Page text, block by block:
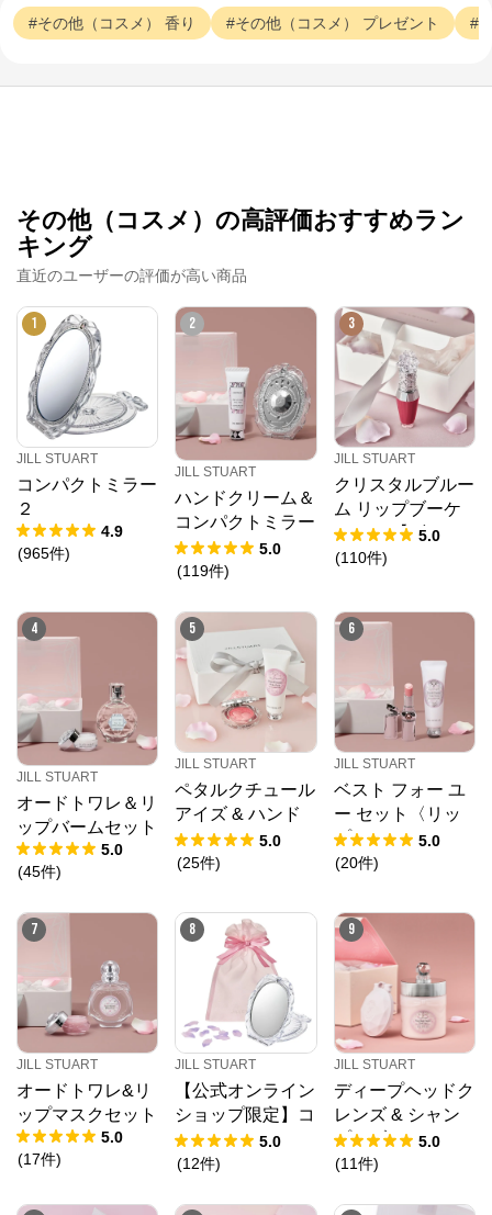
その他（コスメ） 香り その他（コスメ） プレゼント
その他（コスメ）の高評価おすすめラン
キング
直近のユーザーの評価が高い商品
1
JILL STUART
コンパクトミラー
２
4.9
(965件)
2
JILL STUART
ハンドクリーム＆
コンパクトミラー
セット
5.0
(119件)
3
JILL STUART
クリスタルブルー
ム リップブーケ
セラム 【ギフト
ラッピング】
5.0
(110件)
4
JILL STUART
オードトワレ＆リ
ップバームセット
5.0
(45件)
5
JILL STUART
ペタルクチュール
アイズ & ハンド
クリームセット
5.0
(25件)
6
JILL STUART
ベスト フォー ユ
ー セット〈リッ
プバーム/ハンド
クリーム〉
5.0
(20件)
7
JILL STUART
オードトワレ&リ
ップマスクセット
5.0
(17件)
8
JILL STUART
【公式オンライン
ショップ限定】コ
ンパクトミラー 2
《オリジナル巾着
し）
5.0
(12件)
9
JILL STUART
ディープヘッドク
レンズ & シャン
プーブラシセット
5.0
(11件)
JILL STUARTからのコメント
コーセーグループのオフィシャルWebサイトです。コ
ペーン情報や毎日の美活動に役立つ情報をお届け。ま